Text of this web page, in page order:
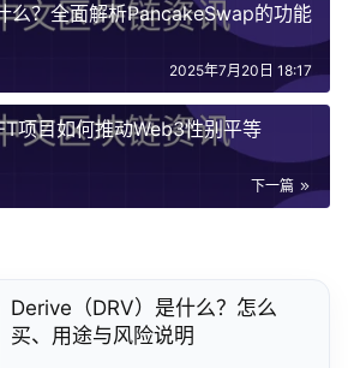
么？全面解析PancakeSwap的功能
2025年7月20日 18:17
项目如何推动Web3性别平等
下一篇
Derive（DRV）是什么？怎么
买、用途与风险说明